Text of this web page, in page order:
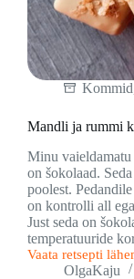
Kommid
Mandli ja rummi
Minu
on šokolaad.
poolest.
on kontrolli all
Just seda on
temperatuuride
Vaata retsepti
Mandli
OlgaKaju